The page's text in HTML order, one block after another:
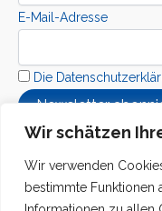
Wir schätzen
Wir verwenden
bestimmte Funktionen
E-Mail-Adresse
Die
Copyright ©